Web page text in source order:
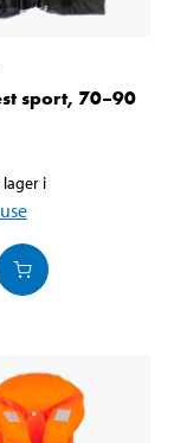
sport, 70–90
lager i